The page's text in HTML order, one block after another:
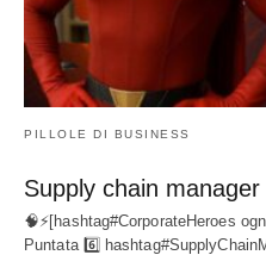
PILLOLE DI BUSINESS
Supply chain manager
🧠⚡[hashtag#CorporateHeroes
Puntata 6️⃣